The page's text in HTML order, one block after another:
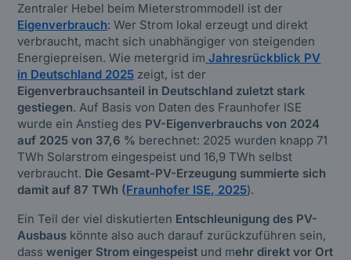
Zentraler Hebel beim Mieterstrommodell ist der
Eigenverbrauch: Wer Strom lokal erzeugt und direkt
verbraucht, macht sich unabhängiger von steigenden
Energiepreisen. Wie metergrid im Jahresrückblick PV
in Deutschland 2025 zeigt, ist der
Eigenverbrauchsanteil in Deutschland zuletzt stark
gestiegen. Auf Basis von Daten des Fraunhofer ISE
wurde ein Anstieg des PV-Eigenverbrauchs von 2024
auf 2025 von 37,6 % berechnet: 2025 wurden knapp 71
TWh Solarstrom eingespeist und 16,9 TWh selbst
verbraucht. Die Gesamt-PV-Erzeugung summierte sich
damit auf 87 TWh (Fraunhofer ISE, 2025).
Ein Teil der viel diskutierten Entschleunigung des PV-
Ausbaus könnte also auch darauf zurückzuführen sein,
dassweniger Strom eingespeist und mehr direkt vor Ort